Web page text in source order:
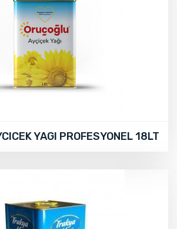
YAGI PROFESYONEL 18LT